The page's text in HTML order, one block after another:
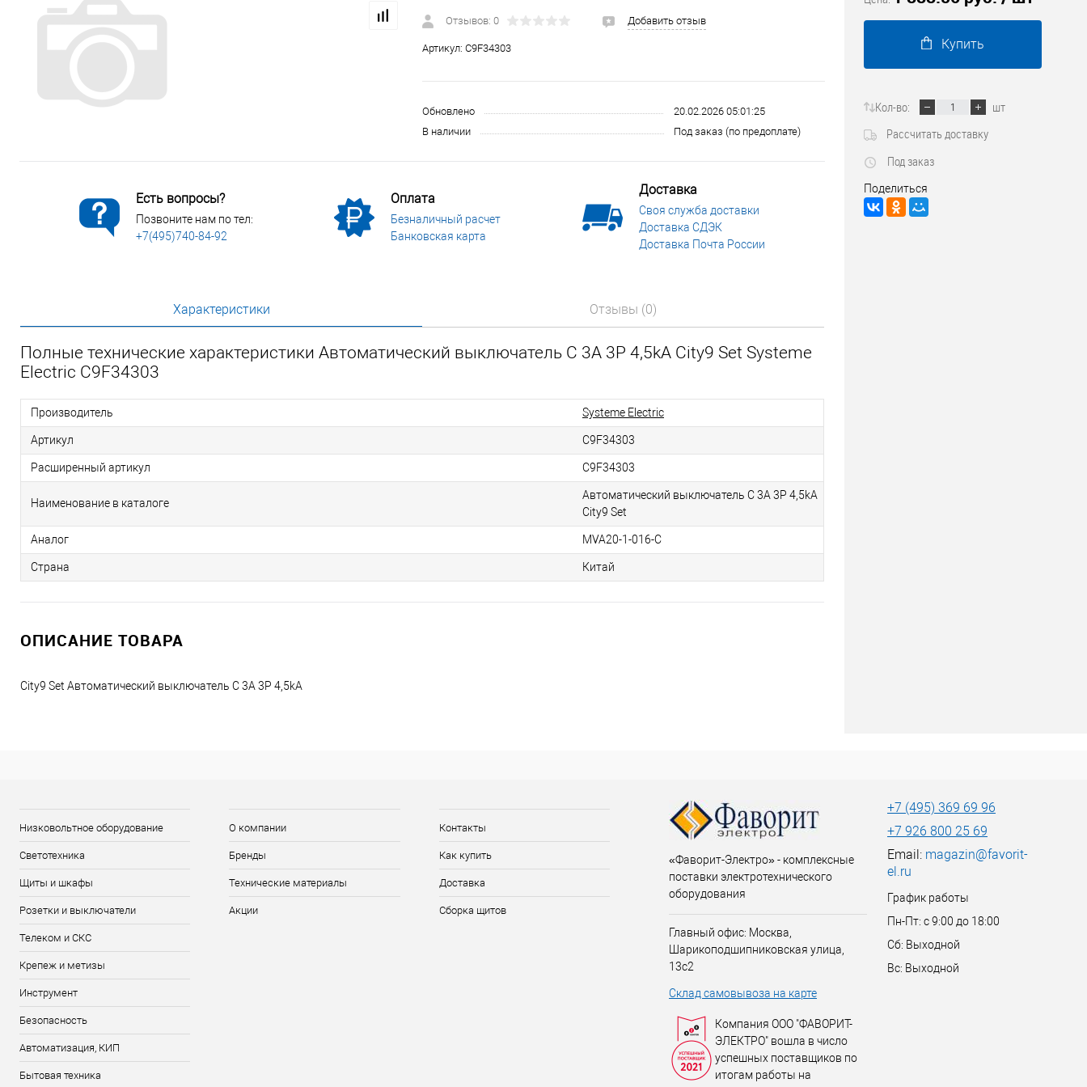
Спецодежда и СИЗ
Электромонтажные изделия
Отзывов: 0 Добавить отзыв
Артикул: C9F34303
Обновлено
20.02.2026 05:01:25
В наличии
Под заказ (по предоплате)
Есть вопросы?
Позвоните нам по тел:
+7(495)740-84-92
Оплата
Безналичный расчет
Банковская карта
Доставка
Своя служба доставки
Доставка СДЭК
Доставка Почта России
Характеристики Отзывы (0)
Полные технические характеристики Автоматический выключатель C 3A 3P 4,5kA City9 Set Systeme
Electric C9F34303
Производитель Systeme Electric
Артикул C9F34303
Расширенный артикул C9F34303
Наименование в каталоге
Автоматический выключатель C 3A 3P 4,5kA
City9 Set
Аналог MVA20-1-016-C
Страна Китай
ОПИСАНИЕ ТОВАРА
City9 Set Автоматический выключатель C 3A 3P 4,5kA
Купить
Кол-во:
шт
Рассчитать доставку
Под заказ
Поделиться
Низковольтное оборудование
Светотехника
Щиты и шкафы
Розетки и выключатели
Телеком и СКС
Крепеж и метизы
Инструмент
Безопасность
Автоматизация, КИП
Бытовая техника
О компании
Бренды
Технические материалы
Акции
Контакты
Как купить
Доставка
Сборка щитов
«Фаворит-Электро» - комплексные
поставки электротехнического
оборудования
Главный офис: Москва,
Шарикоподшипниковская улица,
13с2
Склад самовывоза на карте
Компания ООО "ФАВОРИТ-
ЭЛЕКТРО" вошла в число
успешных поставщиков по
итогам работы на
+7 (495) 369 69 96
+7 926 800 25 69
Email: magazin@favorit-
el.ru
График работы
Пн-Пт: с 9:00 до 18:00
Сб: Выходной
Вс: Выходной